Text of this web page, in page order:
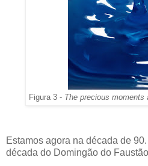
Figura 3 - The precious
Estamos agora na década de
década do Domingão do